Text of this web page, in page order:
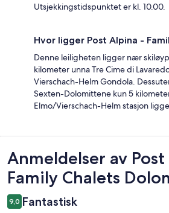
Utsjekkingstidspunktet er kl. 10.00.
Hvor ligger Post Alpina -
Denne leiligheten ligger nær
kilometer unna Tre Cime di
Vierschach-Helm Gondola.
Sexten-Dolomittene kun 5
Elmo/Vierschach-Helm stasjon
Anmeldelser
Anmeldelser av
Family Chalets
9,0 Fantastisk